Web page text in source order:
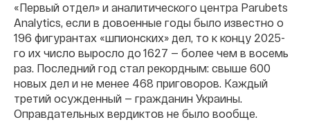
«Первый отдел» и аналитического центра Parubets
Analytics, если в довоенные годы было известно о
196 фигурантах «шпионских» дел, то к концу 2025-
го их число выросло до 1627 — более чем в восемь
раз. Последний год стал рекордным: свыше 600
новых дел и не менее 468 приговоров. Каждый
третий осужденный — гражданин Украины.
Оправдательных вердиктов не было вообще.